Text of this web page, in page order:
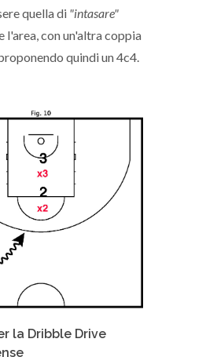
quella di "intasare"
l'area, con un'altra coppia
quindi un 4c4.
la Dribble Drive